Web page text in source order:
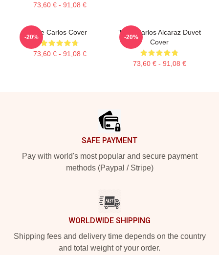
73,60 € - 91,08 €
The Carlos Cover
73,60 € - 91,08 €
-20%
Tenis Carlos Alcaraz Duvet
Cover
73,60 € - 91,08 €
-20%
SAFE PAYMENT
Pay with world's most popular and secure payment
methods (Paypal / Stripe)
WORLDWIDE SHIPPING
Shipping fees and delivery time depends on the country
and total weight of your order.